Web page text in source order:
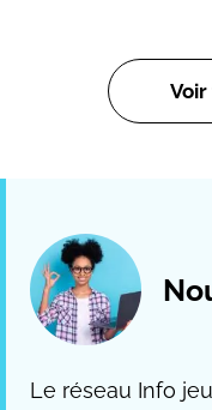
Le réseau Info